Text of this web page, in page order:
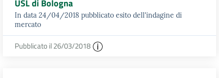
USL di Bologna
In data 24/04/2018 pubblicato esito dell'indagine di
mercato
Pubblicato il 26/03/2018